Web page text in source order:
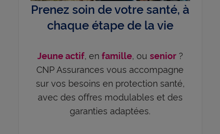
Prenez soin de votre santé, à
chaque étape de la vie
Jeune actif, en famille, ou senior?
CNP Assurances vous accompagne
sur vos besoins en protection santé,
avec des offres modulables et des
garanties adaptées.